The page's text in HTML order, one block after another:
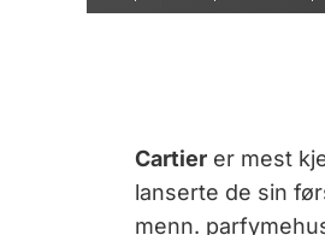
Cartierer mest
lanserte de sin
menn.